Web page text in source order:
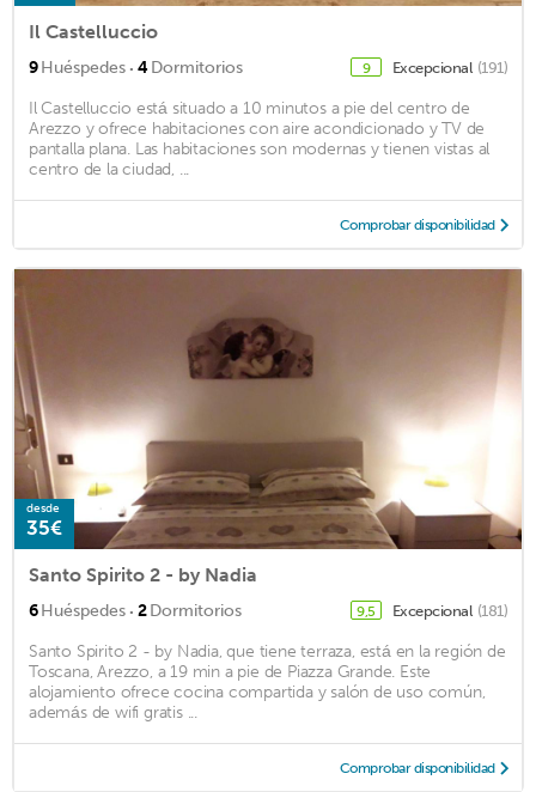
Il Castelluccio
9Huéspedes · 4Dormitorios 9 Excepcional (191)
Il Castelluccio está situado a 10 minutos a pie del centro de
Arezzo y ofrece habitaciones con aire acondicionado y TV de
pantalla plana. Las habitaciones son modernas y tienen vistas al
centro de la ciudad, ...
Comprobar disponibilidad
desde
35€
Santo Spirito 2 - by Nadia
6Huéspedes · 2Dormitorios 9,5 Excepcional (181)
Santo Spirito 2 - by Nadia, que tiene terraza, está en la región de
Toscana, Arezzo, a 19 min a pie de Piazza Grande. Este
alojamiento ofrece cocina compartida y salón de uso común,
además de wifi gratis ...
Comprobar disponibilidad